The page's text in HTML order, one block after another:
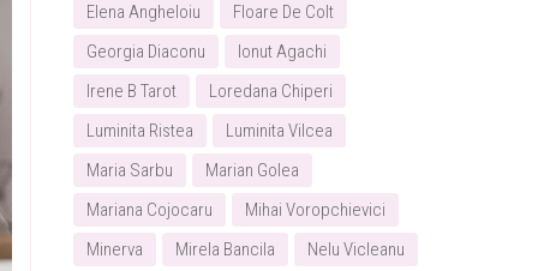
Elena Angheloiu
Floare De Colt
Georgia Diaconu
Ionut Agachi
Irene B Tarot
Loredana Chiperi
Luminita Ristea
Luminita Vilcea
Maria Sarbu
Marian Golea
Mariana Cojocaru
Mihai Voropchievici
Minerva
Mirela Bancila
Nelu Vicleanu